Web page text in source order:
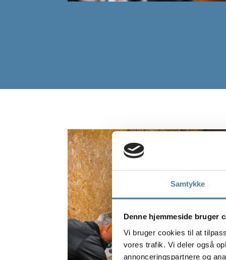
Samtykke
Denne hjemmeside bruger
Vi bruger cookies til at
vores trafik. Vi deler også
annonceringspartnere og